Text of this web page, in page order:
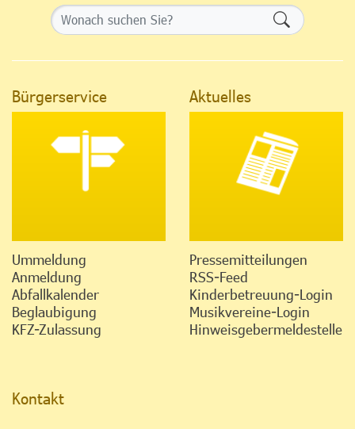
Bürgerservice
Ummeldung
Anmeldung
Abfallkalender
Beglaubigung
KFZ-Zulassung
Aktuelles
Pressemitteilungen
RSS-Feed
Kinderbetreuung-Login
Musikvereine-Login
Hinweisgebermeldestelle
Kontakt